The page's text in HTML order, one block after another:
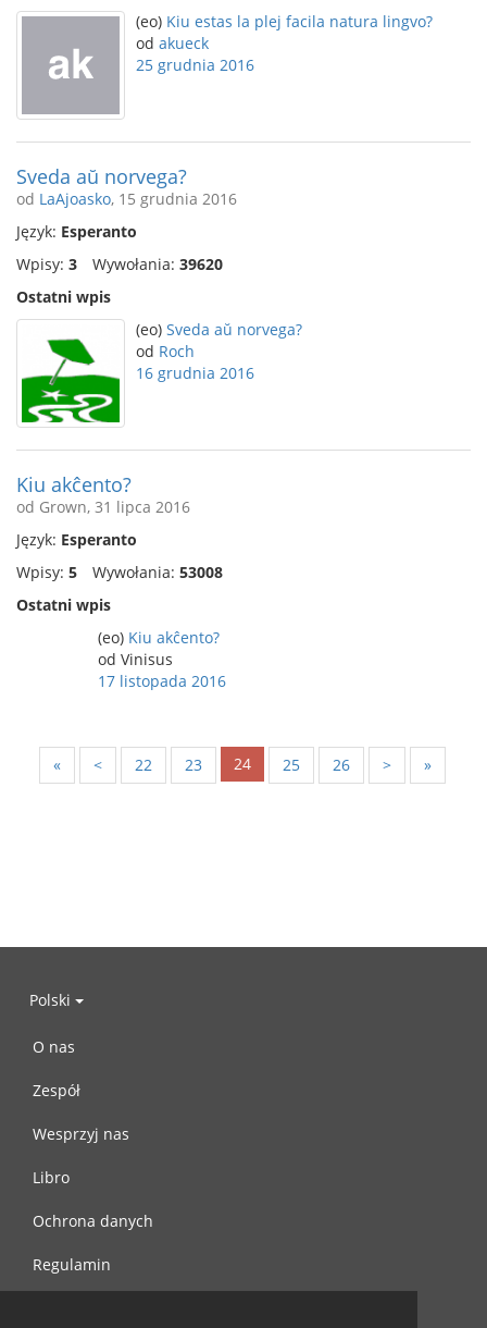
(eo) Kiu estas la plej facila natura lingvo?
od akueck
25 grudnia 2016
Sveda aŭ norvega?
od LaAjoasko, 15 grudnia 2016
Język: Esperanto
Wpisy: 3 Wywołania: 39620
Ostatni wpis
(eo) Sveda aŭ norvega?
od Roch
16 grudnia 2016
Kiu akĉento?
od Grown, 31 lipca 2016
Język: Esperanto
Wpisy: 5 Wywołania: 53008
Ostatni wpis
(eo) Kiu akĉento?
od Vinisus
17 listopada 2016
« < 22 23 24 25 26 > »
Polski
O nas
Zespół
Wesprzyj nas
Libro
Ochrona danych
Regulamin